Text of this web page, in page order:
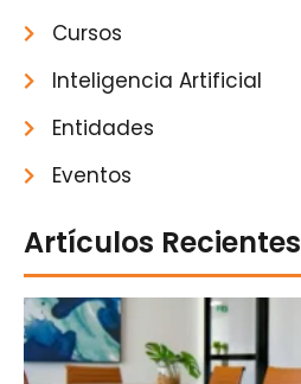
Artículos Recientes
Cursos
Inteligencia Artificial
Entidades
Eventos